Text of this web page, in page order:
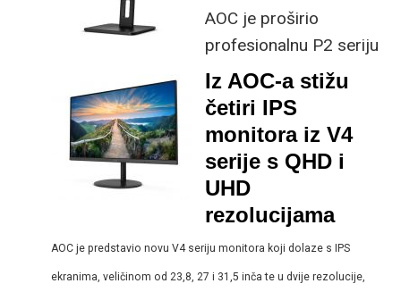
funkcioniraju, kada ih
koristiti i kako se
uspoređuju s drugim
rješenjima na tržištu.
AOC je proširio
profesionalnu P2 seriju
monitora s četiri nova
modela u veličinama od
24 do 32 inča. Svi
modeli imaju USB-C za
povezivanje s
laptopima, tabletima ili
mobilnim uređajima, a
ta veza omogućuje
istovremeni prijenos
Iz AOC-a stižu
četiri IPS
monitora iz V4
serije s QHD i
UHD
rezolucijama
AOC je predstavio novu V4 seriju monitora koji dolaze s IPS
ekranima, veličinom od 23,8, 27 i 31,5 inča te u dvije rezolucije,